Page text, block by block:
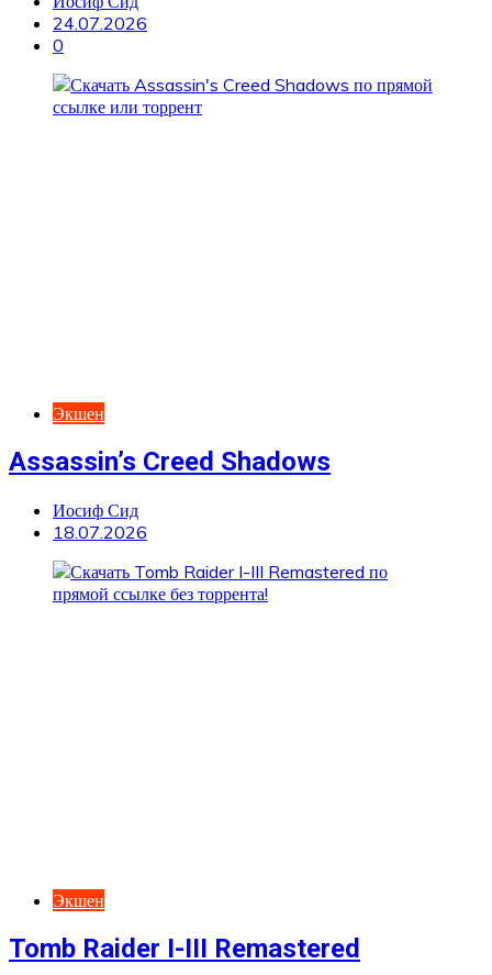
24.07.2026
0
Экшен
Assassin’s Creed Shadows
Иосиф Сид
18.07.2026
Экшен
Tomb Raider I-III Remastered